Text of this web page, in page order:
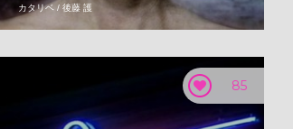
カタリベ / 後藤 護
85